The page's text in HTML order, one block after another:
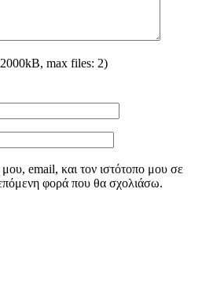
max files: 2)
email, και τον ιστότοπο μου σε
φορά που θα σχολιάσω.